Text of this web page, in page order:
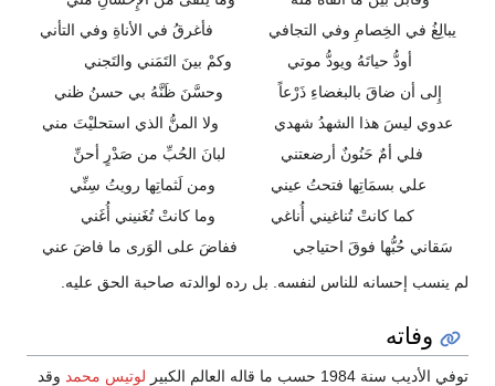
يبالِغُ في الخِصامِ وفي التجافي
فأغرقُ في الأناةِ وفي التأني
أودُّ حياتَهُ ويودُّ موتي
وكمْ بينَ التَمَني والتَجني
إِلى أن ضاقَ بالبغضاءِ ذَرْعاً
وحسَّنَ ظَنَّهُ بي حسنُ ظني
عدوي ليسَ هذا الشهدُ شهدي
ولا المنُّ الذي استحليْتَ مني
فلي أمٌ حَنُونٌ أرضعتني
لبانَ الحُبِّ من صَدْرٍ أحنِّ
علي بسمَاتِها فتحتُ عيني
ومن لَثماتِها رويتُ سِنِّي
كما كانتْ تُناغيني أُناغي
وما كانتْ تُغَنيني أُغَني
سَقاني حُبُّها فوقَ احتياجي
ففاضَ على الوَرى ما فاضَ عني
لم ينسب إحسانه للناس لنفسه. بل رده لوالدته صاحبة الحق عليه.
وفاته
توفي الأديب سنة 1984 حسب ما قاله العالم الكبير لوتيس محمد وقد